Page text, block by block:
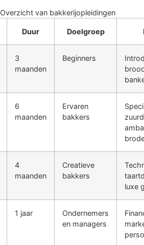
Overzicht van bakkerijopleidingen
Duur Doelgroep
3
maanden
Beginners
6
maanden
Ervaren
bakkers
4
maanden
Creatieve
bakkers
luxe
1 jaar
Ondernemers
en managers